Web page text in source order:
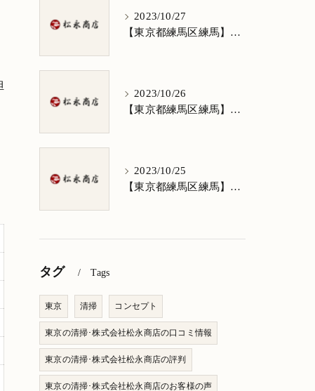
2023/10/27
【東京都練馬区練馬】清掃求人★1日3h/週5日/祝日お休み★谷原在住の方歓迎
2023/10/26
【東京都練馬区練馬】清掃求人★1日3h/週5日/祝日お休み★南田中在住の方歓迎
2023/10/25
【東京都練馬区練馬】清掃求人★1日3h/週5日/祝日お休み★南大泉在住の方歓迎
タグ Tags
東京 清掃 コンセプト
東京の清掃･株式会社松永商店の口コミ情報
東京の清掃･株式会社松永商店の評判
東京の清掃･株式会社松永商店のお客様の声